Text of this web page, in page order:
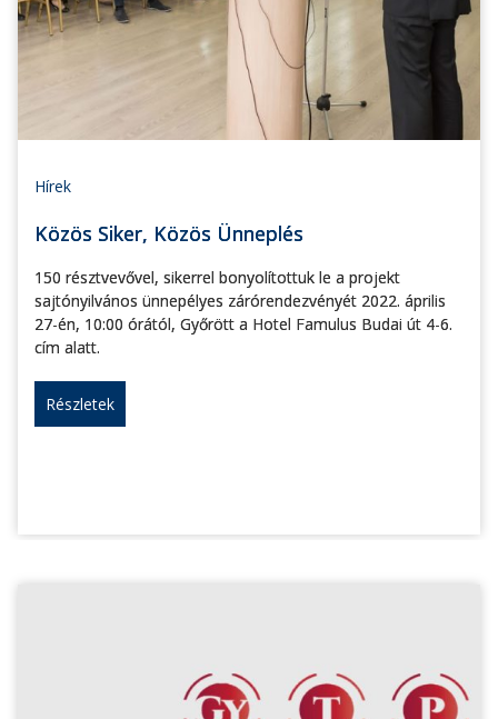
Hírek
Közös Siker, Közös Ünneplés
150 résztvevővel, sikerrel bonyolítottuk le a projekt
sajtónyilvános ünnepélyes zárórendezvényét 2022. április
27-én, 10:00 órától, Győrött a Hotel Famulus Budai út 4-6.
cím alatt.
Részletek